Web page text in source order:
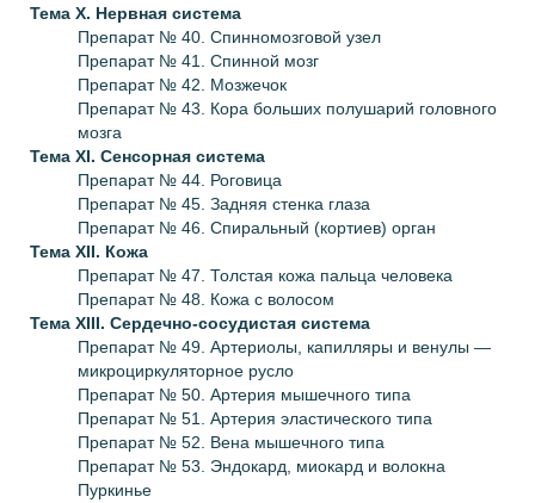
Тема X. Нервная система
Препарат № 40. Спинномозговой узел
Препарат № 41. Спинной мозг
Препарат № 42. Мозжечок
Препарат № 43. Кора больших полушарий головного
мозга
Тема XI. Сенсорная система
Препарат № 44. Роговица
Препарат № 45. Задняя стенка глаза
Препарат № 46. Спиральный (кортиев) орган
Тема XII. Кожа
Препарат № 47. Толстая кожа пальца человека
Препарат № 48. Кожа с волосом
Тема XIII. Сердечно-сосудистая система
Препарат № 49. Артериолы, капилляры и венулы —
микроциркуляторное русло
Препарат № 50. Артерия мышечного типа
Препарат № 51. Артерия эластического типа
Препарат № 52. Вена мышечного типа
Препарат № 53. Эндокард, миокард и волокна
Пуркинье